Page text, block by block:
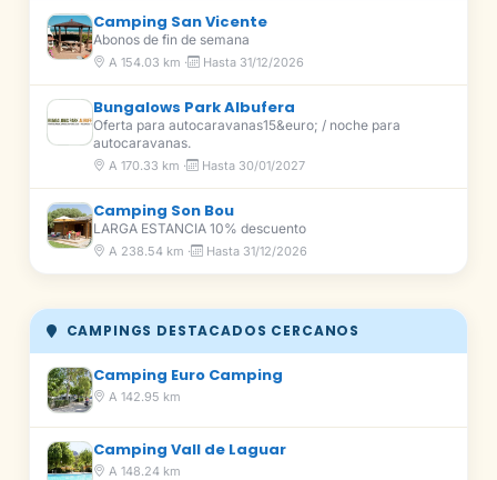
Camping San Vicente
Abonos de fin de semana
A 154.03 km · Hasta 31/12/2026
Bungalows Park Albufera
Oferta para autocaravanas15&euro; / noche para
autocaravanas.
A 170.33 km · Hasta 30/01/2027
Camping Son Bou
LARGA ESTANCIA 10% descuento
A 238.54 km · Hasta 31/12/2026
CAMPINGS DESTACADOS CERCANOS
Camping Euro Camping
A 142.95 km
Camping Vall de Laguar
A 148.24 km